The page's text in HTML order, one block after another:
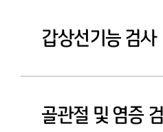
갑상선기능 검사
골관절 및 염증